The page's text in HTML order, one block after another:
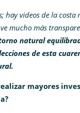
hay videos de la
mucho más
natural
de esta
mayores